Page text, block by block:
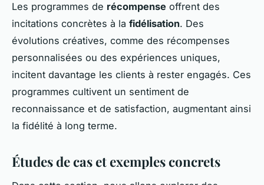
Les programmes de récompense offrent des
incitations concrètes à la fidélisation. Des
évolutions créatives, comme des récompenses
personnalisées ou des expériences uniques,
incitent davantage les clients à rester engagés. Ces
programmes cultivent un sentiment de
reconnaissance et de satisfaction, augmentant ainsi
la fidélité à long terme.
Études de cas et exemples concrets